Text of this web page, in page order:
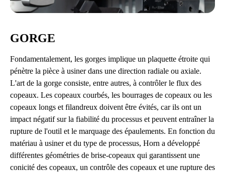
GORGE
Fondamentalement, les gorges implique un plaquette étroite qui
pénètre la pièce à usiner dans une direction radiale ou axiale.
L'art de la gorge consiste, entre autres, à contrôler le flux des
copeaux. Les copeaux courbés, les bourrages de copeaux ou les
copeaux longs et filandreux doivent être évités, car ils ont un
impact négatif sur la fiabilité du processus et peuvent entraîner la
rupture de l'outil et le marquage des épaulements. En fonction du
matériau à usiner et du type de processus, Horn a développé
différentes géométries de brise-copeaux qui garantissent une
conicité des copeaux, un contrôle des copeaux et une rupture des